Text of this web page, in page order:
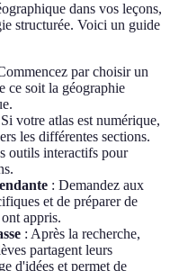
dans vos leçons,
structurée. Voici un guide
par choisir un
ce soit la géographie
votre atlas est numérique,
les différentes sections.
outils interactifs pour
: Demandez aux
et de préparer de
appris.
: Après la recherche,
partagent leurs
d'idées et permet de